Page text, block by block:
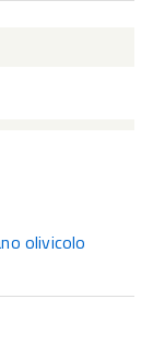
olivicolo